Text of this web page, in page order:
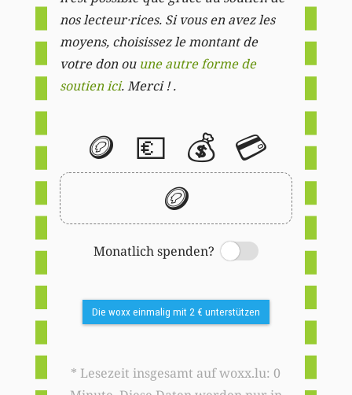
nos lecteur·rices. Si vous en avez les
moyens, choisissez le montant de
votre don ou une autre forme de
soutien ici. Merci ! .
🪙 💶 💰 💳
🪙
Monatlich spenden?
Switch
Die woxx einmalig mit 2 € unterstützen
* Lesezeit insgesamt auf woxx.lu: 0